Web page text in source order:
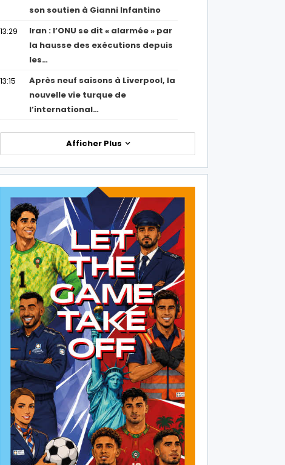
son soutien à Gianni Infantino
13:29
Iran : l’ONU se dit « alarmée » par
la hausse des exécutions depuis
les…
13:15
Après neuf saisons à Liverpool, la
nouvelle vie turque de
l’international…
Afficher Plus